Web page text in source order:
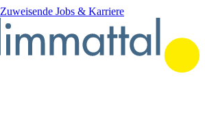
Zuweisende Jobs & Karriere